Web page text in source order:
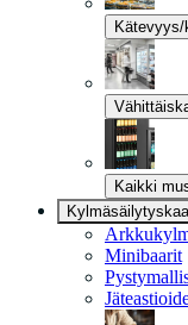
Kätevyys/
Kaikki
Minibaarit